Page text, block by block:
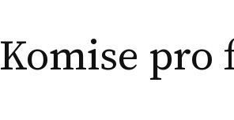
Komise pro